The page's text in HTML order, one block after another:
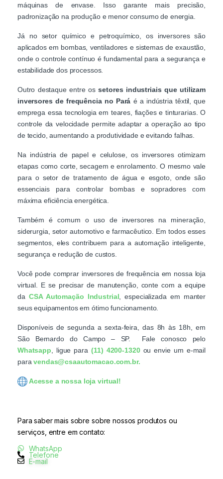
máquinas de envase. Isso garante mais precisão,
padronização na produção e menor consumo de energia.
Já no setor químico e petroquímico, os inversores são
aplicados em bombas, ventiladores e sistemas de exaustão,
onde o controle contínuo é fundamental para a segurança e
estabilidade dos processos.
Outro destaque entre ossetores industriais que utilizam
inversores de frequência no Pará é a indústria têxtil, que
emprega essa tecnologia em teares, fiações e tinturarias. O
controle da velocidade permite adaptar a operação ao tipo
de tecido, aumentando a produtividade e evitando falhas.
Na indústria de papel e celulose, os inversores otimizam
etapas como corte, secagem e enrolamento. O mesmo vale
para o setor de tratamento de água e esgoto, onde são
essenciais para controlar bombas e sopradores com
máxima eficiência energética.
Também é comum o uso de inversores na mineração,
siderurgia, setor automotivo e farmacêutico. Em todos esses
segmentos, eles contribuem para a automação inteligente,
segurança e redução de custos.
Você pode comprar inversores de frequência em nossa loja
virtual. E se precisar de manutenção, conte com a equipe
da CSA Automação Industrial , especializada em manter
seus equipamentos em ótimo funcionamento.
Disponíveis de segunda a sexta-feira, das 8h às 18h, em
São Bernardo do Campo – SP. Fale conosco pelo
Whatsapp , ligue para(11) 4200-1320ou envie um e-mail
paravendas@csaautomacao.com.br.
Acesse a nossa loja virtual!
Para saber mais sobre sobre nossos produtos ou
serviços, entre em contato:
WhatsApp
Telefone
E-mail